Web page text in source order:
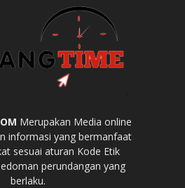
Merupakan Media online
informasi yang bermanfaat
sesuai aturan Kode Etik
perundangan yang
berlaku.